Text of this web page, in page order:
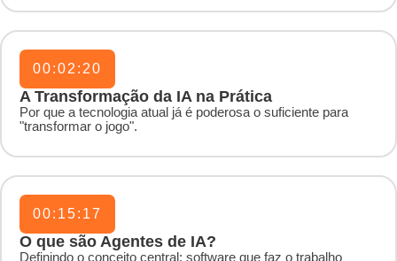
00:02:20
A Transformação da IA na Prática
Por que a tecnologia atual já é poderosa o suficiente para
"transformar o jogo".
00:15:17
O que são Agentes de IA?
Definindo o conceito central: software que faz o trabalho